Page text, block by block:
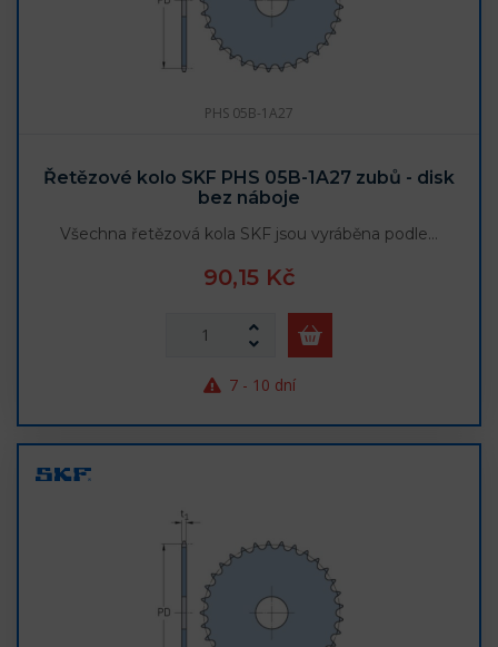
PHS 05B-1A27
Řetězové kolo SKF PHS 05B-1A27 zubů - disk
bez náboje
Všechna řetězová kola SKF jsou vyráběna podle…
90,15 Kč
7 - 10 dní